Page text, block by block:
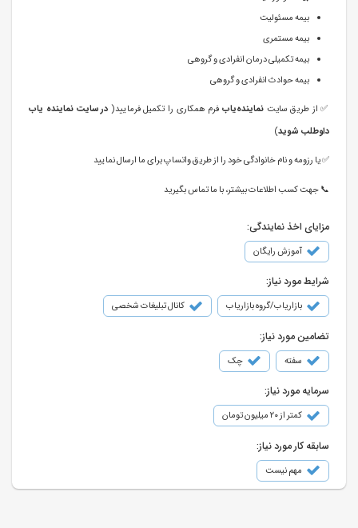
بیمه مسئولیت
بیمه مستمری
بیمه تکمیلی درمان انفرادی و گروهی
بیمه حوادث انفرادی و گروهی
✅ از طریق سایتنماینده‌یاب فرم همکاری را تکمیل فرمایید( در سایت نماینده یاب
داوطلب شوید)
✅ یا رزومه و نام خانوادگی خود را از طریق واتساپ برای ما ارسال نمایید
📞 جهت کسب اطلاعات بیشتر، با ما تماس بگیرید
مزایای اخذ نمایندگی:
آموزش رایگان
شرایط مورد نیاز:
بازاریاب/گروه بازاریاب کانال تبلیغات شخصی
تضامین مورد نیاز:
سفته چک
سرمایه مورد نیاز:
کمتر از ۲۰ میلیون تومان
سابقه کار مورد نیاز:
مهم نیست